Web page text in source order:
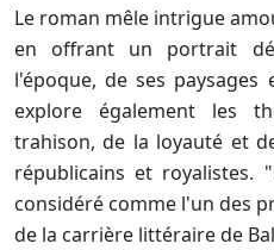
Le roman mêle intrigue
en offrant un portrait
l'époque, de ses paysages
explore également les
trahison, de la loyauté et
républicains et royalistes.
considéré comme l'un des
de la carrière littéraire de